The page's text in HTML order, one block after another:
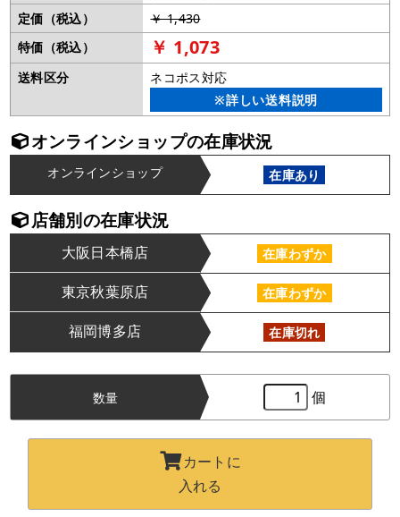
定価（税込）
￥ 1,430
特価（税込）
￥ 1,073
送料区分
ネコポス対応
※詳しい送料説明
オンラインショップの在庫状況
オンラインショップ 在庫あり
店舗別の在庫状況
大阪日本橋店 在庫わずか
東京秋葉原店 在庫わずか
福岡博多店 在庫切れ
数量 個
カートに
入れる